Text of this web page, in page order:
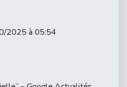
2025 à 05:54